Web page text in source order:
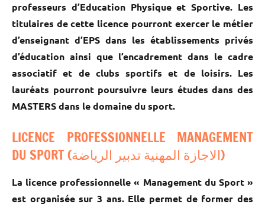
professeurs d’Education Physique et Sportive. Les
titulaires de cette licence pourront exercer le métier
d’enseignant d’EPS dans les établissements privés
d’éducation ainsi que l’encadrement dans le cadre
associatif et de clubs sportifs et de loisirs. Les
lauréats pourront poursuivre leurs études dans des
MASTERS dans le domaine du sport.
LICENCE PROFESSIONNELLE MANAGEMENT
DU SPORT (الاجازة المهنية تدبير الرياضة)
La licence professionnelle « Management du Sport »
est organisée sur 3 ans. Elle permet de former des